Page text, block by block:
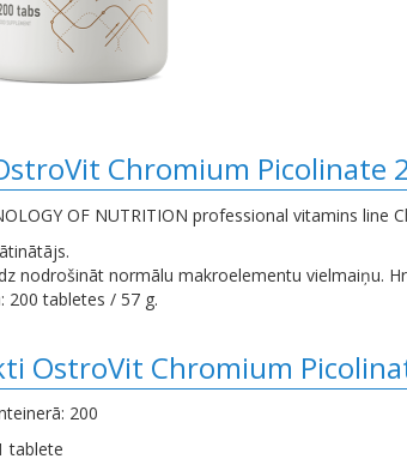
Chromium Picolinate
OF NUTRITION professional vitamins line
nodrošināt normālu makroelementu vielmaiņu.
200 tabletes / 57 g.
OstroVit Chromium
200
tablete